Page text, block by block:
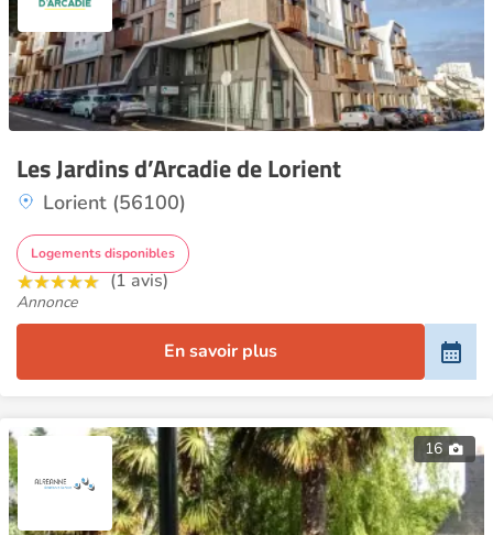
Les Jardins d’Arcadie de Lorient
Lorient (56100)
Logements disponibles
(1 avis)
Annonce
En savoir plus
16